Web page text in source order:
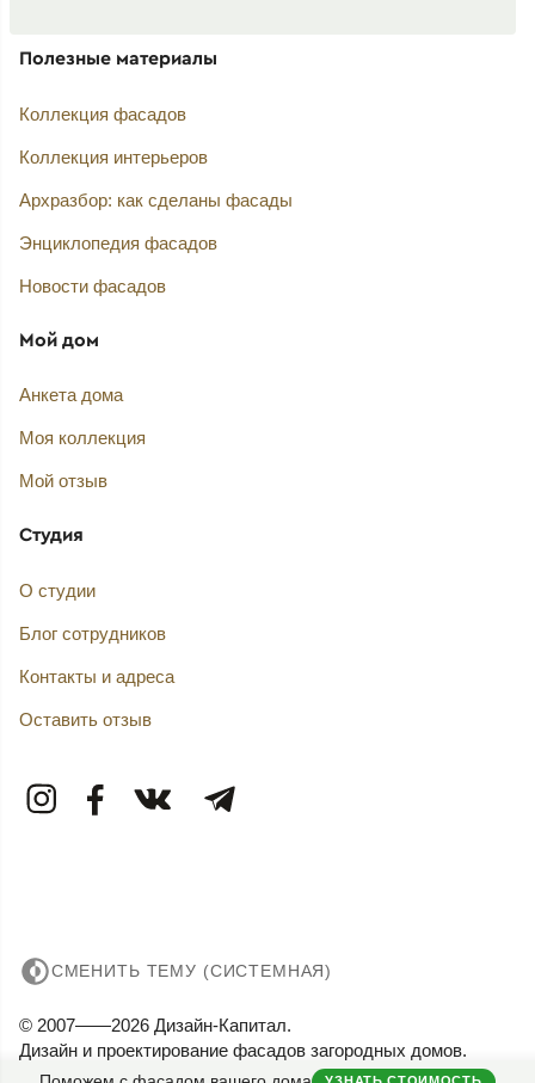
Полезные материалы
Коллекция фасадов
Коллекция интерьеров
Архразбор: как сделаны фасады
Энциклопедия фасадов
Новости фасадов
Мой дом
Анкета дома
Моя коллекция
Мой отзыв
Студия
О студии
Блог сотрудников
Контакты и адреса
Оставить отзыв
СМЕНИТЬ ТЕМУ (СИСТЕМНАЯ)
© 2007——2026 Дизайн-Капитал.
Дизайн и проектирование фасадов загородных домов.
Конфиденциальность